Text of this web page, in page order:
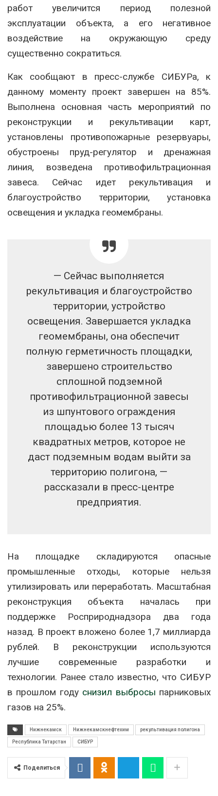
работ увеличится период полезной
эксплуатации объекта, а его негативное
воздействие на окружающую среду
существенно сократиться.
Как сообщают в пресс-службе СИБУРа, к
данному моменту проект завершен на 85%.
Выполнена основная часть мероприятий по
реконструкции и рекультивации карт,
установлены противопожарные резервуары,
обустроены пруд-регулятор и дренажная
линия, возведена противофильтрационная
завеса. Сейчас идет рекультивация и
благоустройство территории, установка
освещения и укладка геомембраны.
— Сейчас выполняется
рекультивация и благоустройство
территории, устройство
освещения. Завершается укладка
геомембраны, она обеспечит
полную герметичность площадки,
завершено строительство
сплошной подземной
противофильтрационной завесы
из шпунтового ограждения
площадью более 13 тысяч
квадратных метров, которое не
даст подземным водам выйти за
территорию полигона, —
рассказали в пресс-центре
предприятия.
На площадке складируются опасные
промышленные отходы, которые нельзя
утилизировать или переработать. Масштабная
реконструкция объекта началась при
поддержке Росприроднадзора два года
назад. В проект вложено более 1,7 миллиарда
рублей. В реконструкции используются
лучшие современные разработки и
технологии. Ранее стало известно, что СИБУР
в прошлом году снизил выбросы парниковых
газов на 25%.
Нижнекамск Нижнекамскнефтехим рекультивация полигона
Республика Татарстан СИБУР
Поделиться